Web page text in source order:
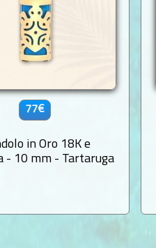
77€
in Oro 18K e
- 10 mm - Tartaruga